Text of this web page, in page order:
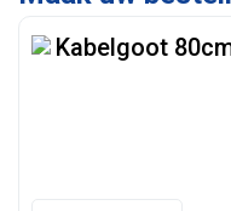
Kabelgoot